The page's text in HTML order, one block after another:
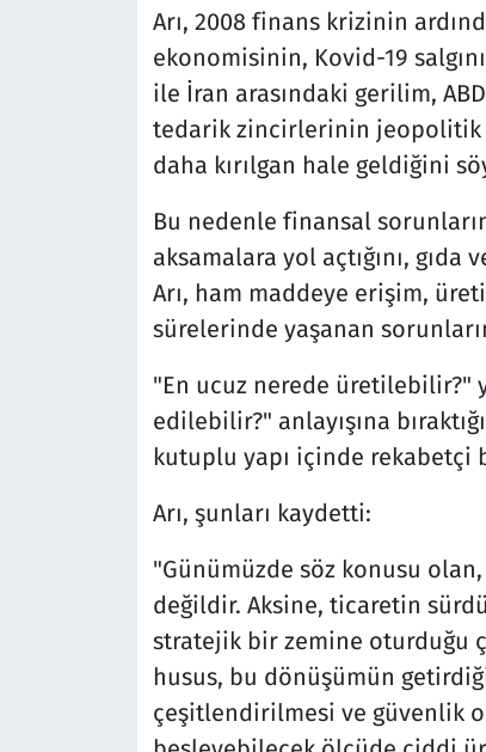
Arı, 2008 finans krizinin
ekonomisinin, Kovid-19
ile İran arasındaki gerilim,
tedarik zincirlerinin jeopolitik
daha kırılgan hale geldiğini
Bu nedenle finansal
aksamalara yol açtığını,
Arı, ham maddeye erişim,
sürelerinde yaşanan
"En ucuz nerede üretilebilir?"
edilebilir?" anlayışına
kutuplu yapı içinde
Arı, şunları kaydetti:
"Günümüzde söz konusu
değildir. Aksine, ticaretin
stratejik bir zemine oturduğu
husus, bu dönüşümün
çeşitlendirilmesi ve güvenlik